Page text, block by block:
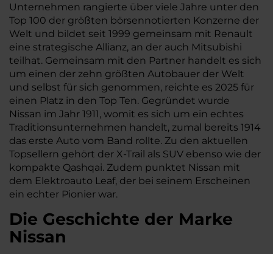
Unternehmen rangierte über viele Jahre unter den
Top 100 der größten börsennotierten Konzerne der
Welt und bildet seit 1999 gemeinsam mit Renault
eine strategische Allianz, an der auch Mitsubishi
teilhat. Gemeinsam mit den Partner handelt es sich
um einen der zehn größten Autobauer der Welt
und selbst für sich genommen, reichte es 2025 für
einen Platz in den Top Ten. Gegründet wurde
Nissan im Jahr 1911, womit es sich um ein echtes
Traditionsunternehmen handelt, zumal bereits 1914
das erste Auto vom Band rollte. Zu den aktuellen
Topsellern gehört der X-Trail als SUV ebenso wie der
kompakte Qashqai. Zudem punktet Nissan mit
dem Elektroauto Leaf, der bei seinem Erscheinen
ein echter Pionier war.
Die Geschichte der Marke
Nissan